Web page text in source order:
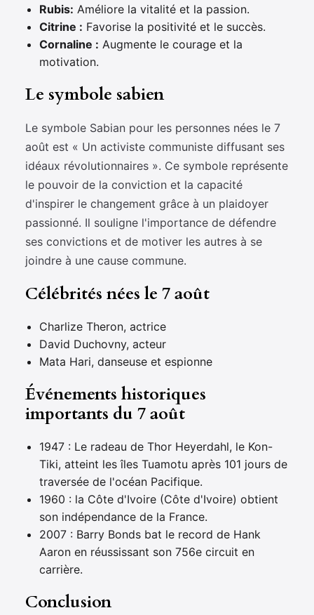
Rubis: Améliore la vitalité et la passion.
Citrine : Favorise la positivité et le succès.
Cornaline : Augmente le courage et la
motivation.
Le symbole sabien
Le symbole Sabian pour les personnes nées le 7
août est « Un activiste communiste diffusant ses
idéaux révolutionnaires ». Ce symbole représente
le pouvoir de la conviction et la capacité
d'inspirer le changement grâce à un plaidoyer
passionné. Il souligne l'importance de défendre
ses convictions et de motiver les autres à se
joindre à une cause commune.
Célébrités nées le 7 août
Charlize Theron, actrice
David Duchovny, acteur
Mata Hari, danseuse et espionne
Événements historiques
importants du 7 août
1947 : Le radeau de Thor Heyerdahl, le Kon-
Tiki, atteint les îles Tuamotu après 101 jours de
traversée de l'océan Pacifique.
1960 : la Côte d'Ivoire (Côte d'Ivoire) obtient
son indépendance de la France.
2007 : Barry Bonds bat le record de Hank
Aaron en réussissant son 756e circuit en
carrière.
Conclusion